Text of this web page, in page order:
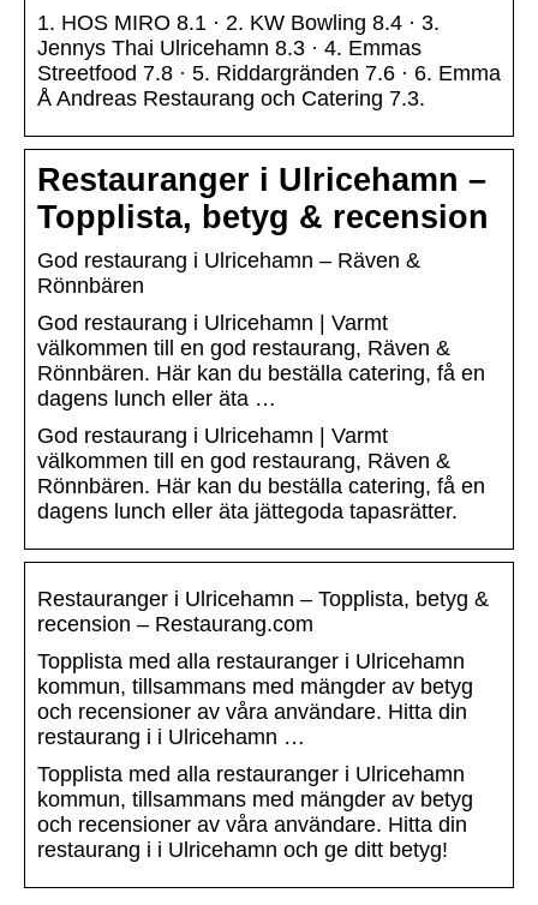
1. HOS MIRO 8.1 · 2. KW Bowling 8.4 · 3.
Jennys Thai Ulricehamn 8.3 · 4. Emmas
Streetfood 7.8 · 5. Riddargränden 7.6 · 6. Emma
Å Andreas Restaurang och Catering 7.3.
Restauranger i Ulricehamn –
Topplista, betyg & recension
God restaurang i Ulricehamn – Räven &
Rönnbären
God restaurang i Ulricehamn | Varmt
välkommen till en god restaurang, Räven &
Rönnbären. Här kan du beställa catering, få en
dagens lunch eller äta …
God restaurang i Ulricehamn | Varmt
välkommen till en god restaurang, Räven &
Rönnbären. Här kan du beställa catering, få en
dagens lunch eller äta jättegoda tapasrätter.
Restauranger i Ulricehamn – Topplista, betyg &
recension – Restaurang.com
Topplista med alla restauranger i Ulricehamn
kommun, tillsammans med mängder av betyg
och recensioner av våra användare. Hitta din
restaurang i i Ulricehamn …
Topplista med alla restauranger i Ulricehamn
kommun, tillsammans med mängder av betyg
och recensioner av våra användare. Hitta din
restaurang i i Ulricehamn och ge ditt betyg!